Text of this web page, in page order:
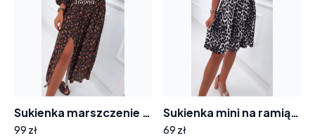
Sukienka marszczenie SK753 jesienne kwiatuszki
99 zł
Sukienka mini na ramiączkach SK548 panterka
69 zł